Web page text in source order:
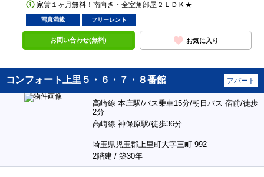
家賃１ヶ月無料！南向き・全室角部屋２ＬＤＫ★
写真満載 フリーレント
お問い合わせ(無料) お気に入り
コンフォート上里５・６・７・８番館 アパート
高崎線 本庄駅/バス乗車15分/朝日バス 宿前/徒歩
2分
高崎線 神保原駅/徒歩36分
埼玉県児玉郡上里町大字三町 992
2階建 / 築30年